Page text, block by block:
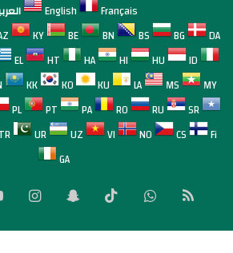
English
Français
KY BE BN BS BG
DA
EL HT HA HI HU
ID
KK KO KU LA MS
MY
PL PT PA RO RU
SR
TR UR UZ VI NO CS
Fi
GA
‫YouTubeانستقرامسناب
تشات
‫TikTokواتساب